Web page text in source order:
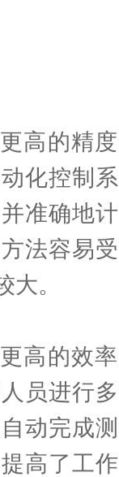
的精度
化控制
准确地
法容易
。
的效率
员进行
动完成
高了工